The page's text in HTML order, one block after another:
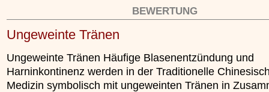
BEWERTUNG
Ungeweinte Tränen
Ungeweinte Tränen Häufige Blasenentzündung und
Harninkontinenz werden in der Traditionelle
Medizin symbolisch mit ungeweinten Tränen in